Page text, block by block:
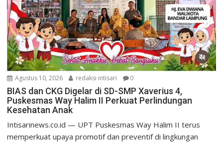
Agustus 10, 2026 redaksi intisari 0
BIAS dan CKG Digelar di SD-SMP Xaverius 4,
Puskesmas Way Halim II Perkuat Perlindungan
Kesehatan Anak
Intisarinews.co.id — UPT Puskesmas Way Halim II terus
memperkuat upaya promotif dan preventif di lingkungan